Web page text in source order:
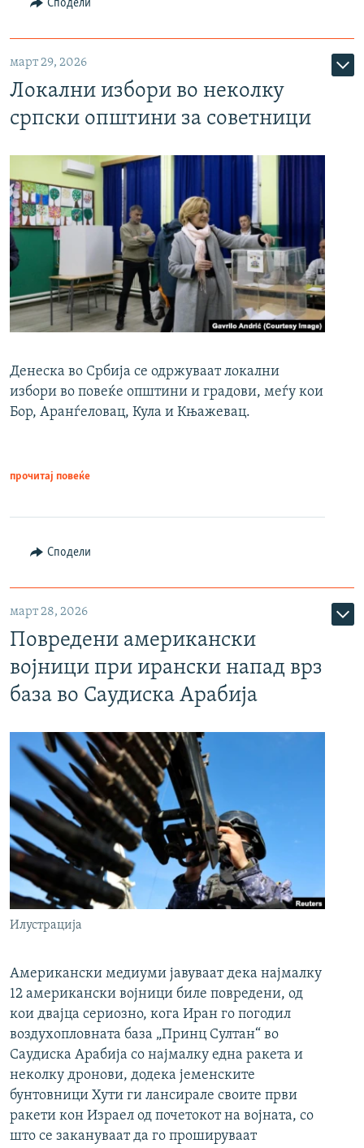
Сподели
март 29, 2026
Локални избори во неколку
српски општини за советници
Денеска во Србија се одржуваат локални
избори во повеќе општини и градови, меѓу кои
Бор, Аранѓеловац, Кула и Књажевац.
прочитај повеќе
Сподели
март 28, 2026
Повредени американски
војници при ирански напад врз
база во Саудиска Арабија
Илустрација
Американски медиуми јавуваат дека најмалку
12 американски војници биле повредени, од
кои двајца сериозно, кога Иран го погодил
воздухопловната база „Принц Султан“ во
Саудиска Арабија со најмалку една ракета и
неколку дронови, додека јеменските
бунтовници Хути ги лансирале своите први
ракети кон Израел од почетокот на војната, со
што се закануваат да го прошируваат